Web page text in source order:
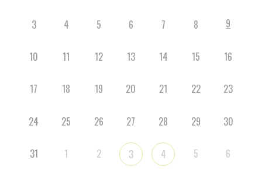
3 4 5 6 7 8 9
10 11 12 13 14 15 16
17 18 19 20 21 22 23
24 25 26 27 28 29 30
31 1 2 3 4 5 6